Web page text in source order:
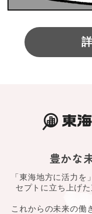
豊かな
「東海地方に活力
セプトに立ち上げ
これからの未来の働